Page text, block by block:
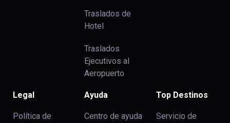
Traslados de
Hotel
Traslados
Ejecutivos al
Aeropuerto
Legal
Política de
Ayuda
Centro de ayuda
Top Destinos
Servicio de